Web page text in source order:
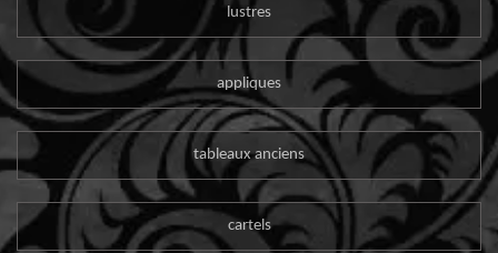
lustres
appliques
tableaux anciens
cartels